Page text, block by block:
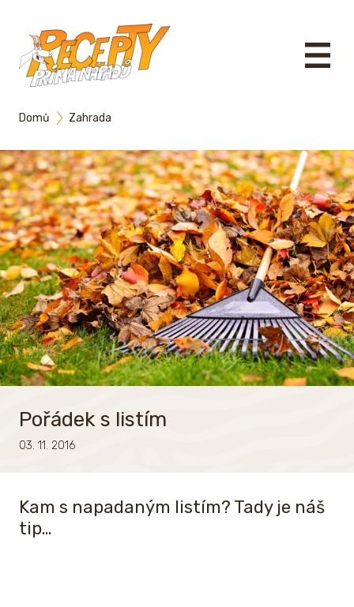
Domů Zahrada
Pořádek s listím
03. 11. 2016
Kam s napadaným listím? Tady je náš
tip…